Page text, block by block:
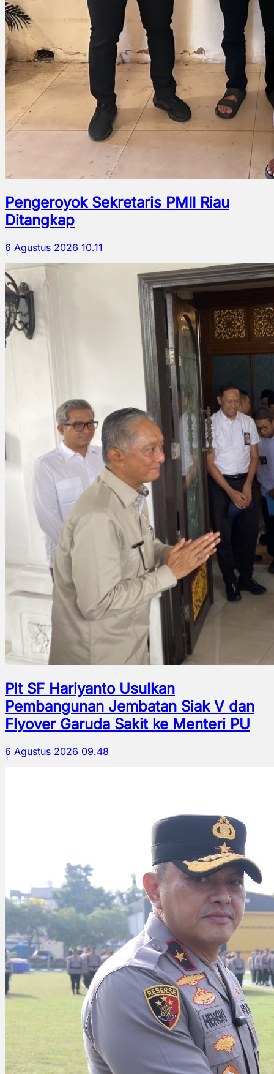
Pengeroyok Sekretaris PMII Riau
Ditangkap
6 Agustus 2026 10.11
Plt SF Hariyanto Usulkan
Pembangunan Jembatan Siak V dan
Flyover Garuda Sakit ke Menteri PU
6 Agustus 2026 09.48